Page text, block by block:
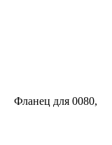
Фланец для 0080,